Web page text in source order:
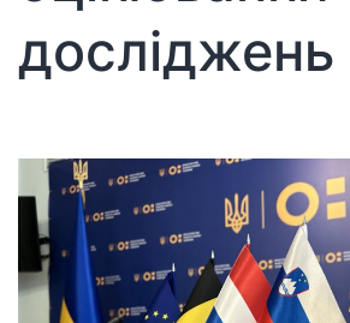
досліджень